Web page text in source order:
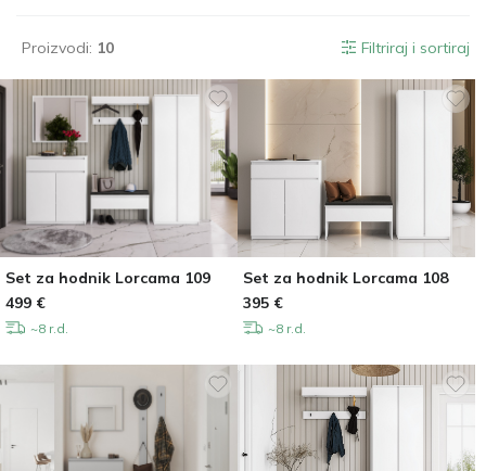
Proizvodi: 10 Filtriraj i sortiraj
Set za hodnik Lorcama 109
499 €
~8 r.d.
Set za hodnik Lorcama 108
395 €
~8 r.d.